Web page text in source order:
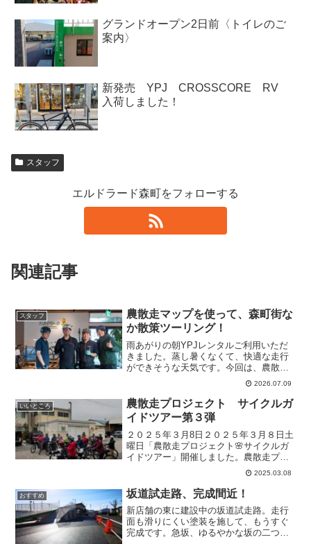
グランドオープン2日前〈トイレのご
案内〉
新発売 YPJ CROSSCORE RV
入荷しました！
スタッフ
エルドラード森町をフォローする
関連記事
スタッフ
農散走マップを使って、森町街な
か散策ツーリング！
雨あがりの朝YPJレンタルご利用いただ
きました。蒸し暑くなくて、快適な走行
ができそうな天気です。今回は、農散走
プロジェクトメンバーで作った、森町の
街なかサイクリングマップを使って走行
されるそうです。eBike初走行でちょっぴ
り緊張されていた...
2026.07.09
いいところ
農散走プロジェクト サイクルガ
イドツアー第３弾
２０２５年３月8日２０２５年３月８日土
曜日「農散走プロジェクト🌸サイクルガ
イドツアー」開催しました。農散走プロ
ジェクトメンバーで作成した森町の４つ
の農業の邑（むら）を巡るサイクリング
マップを元に町内42.195ｋｍのコースを
走ります。AM8...
2025.03.08
おすすめ 坂道試走路、完成間近！
新店舗の東に建設中の坂道試走路。走行
面も滑りにくい塗装を施して、もうすぐ
完成です。急坂、ゆるやかな坂の二つの